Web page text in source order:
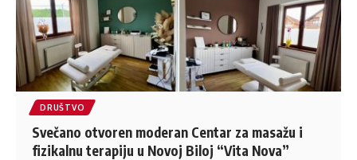
DRUŠTVO
Svečano otvoren moderan Centar za masažu i
fizikalnu terapiju u Novoj Biloj “Vita Nova”